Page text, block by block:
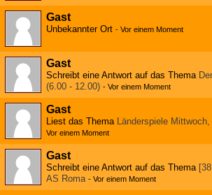
Gast
Unbekannter Ort - Vor einem Moment
Gast
Schreibt eine Antwort auf das Thema
(6.00 - 12.00) - Vor einem Moment
Gast
Liest das Thema Länderspiele
Vor einem Moment
Gast
Schreibt eine Antwort auf das Thema
AS Roma - Vor einem Moment